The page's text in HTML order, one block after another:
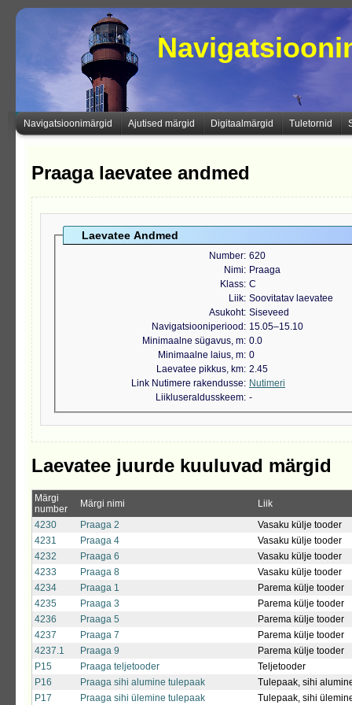
Navigatsioonimärgid Ajutised märgid Digitaalmärgid Tuletornid
Praaga laevatee andmed
Laevatee Andmed
Number 620
Nimi
Praaga
Klass C
Liik Soovitatav laevatee
Asukoht Siseveed
Navigatsiooniperiood
15.05‒15.10
Minimaalne sügavus, m 0.0
Minimaalne laius, m 0
Laevatee pikkus, km 2.45
Link Nutimere rakendusse
Nutimeri
Liikluseraldusskeem -
Laevatee juurde kuuluvad märgid
Märgi
number
Märgi nimi
Liik
4230
Praaga 2
Vasaku külje tooder
4231
Praaga 4
Vasaku külje tooder
4232
Praaga 6
Vasaku külje tooder
4233
Praaga 8
Vasaku külje tooder
4234
Praaga 1
Parema külje tooder
4235
Praaga 3
Parema külje tooder
4236
Praaga 5
Parema külje tooder
4237
Praaga 7
Parema külje tooder
4237.1
Praaga 9
Parema külje tooder
P15
Praaga teljetooder
Teljetooder
P16
Praaga sihi alumine tulepaak
Tulepaak, sihi
P17
Praaga sihi ülemine tulepaak Tulepaak, sihi